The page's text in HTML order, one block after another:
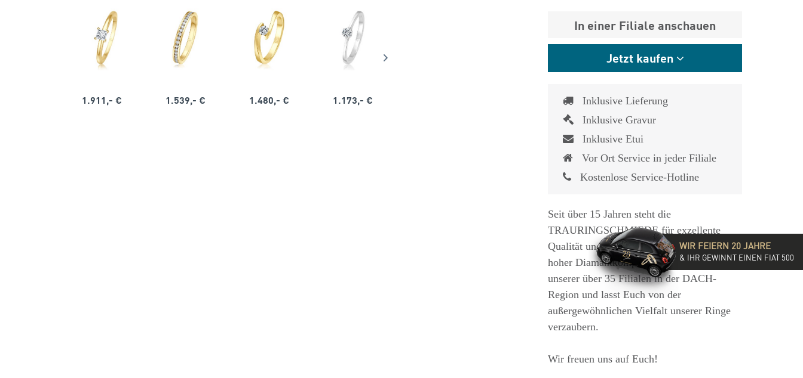
1.911,- € 1.539,- € 1.480,- € 1.173,- € 1.825,- €
In einer Filiale anschauen
Jetzt kaufen
Inklusive Lieferung
Inklusive Gravur
Inklusive Etui
Vor Ort Service in jeder Filiale
Kostenlose Service-Hotline
Seit über 15 Jahren steht die
TRAURINGSCHMIEDE für exzellente
Qualität und hochwertige Beratung mit
hoher Diamantkompetenz. Besucht eine
unserer über 35 Filialen in der DACH-
Region und lasst Euch von der
außergewöhnlichen Vielfalt unserer Ringe
verzaubern.
Wir freuen uns auf Euch!
WIR FEIERN 20 JAHRE
& IHR GEWINNT EINEN FIAT 500